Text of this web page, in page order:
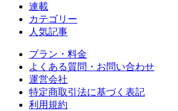
連載
カテゴリー
人気記事
プラン・料金
よくある質問・お問い合わせ
運営会社
特定商取引法に基づく表記
利用規約